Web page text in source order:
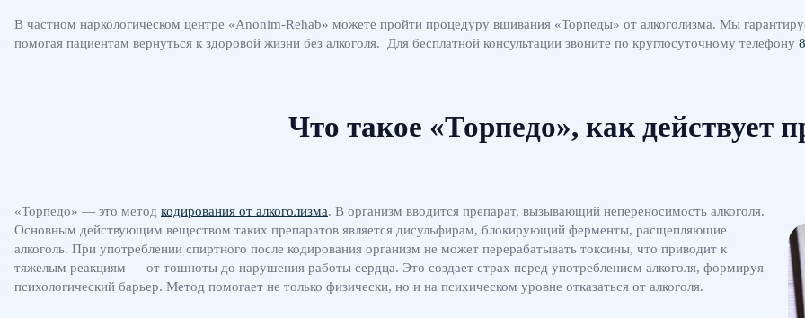
В частном наркологическом центре «Anonim-Rehab» можете пройти процедуру вшивания «Торпеды» от алкоголизма. Мы
помогая пациентам вернуться к здоровой жизни без алкоголя. Для бесплатной консультации звоните по круглосуточному телефону
Что такое «Торпедо», как действует
«Торпедо» — это метод кодирования от алкоголизма. В организм вводится препарат, вызывающий непереносимость алкоголя.
Основным действующим веществом таких препаратов является дисульфирам, блокирующий ферменты, расщепляющие
алкоголь. При употреблении спиртного после кодирования организм не может перерабатывать токсины, что приводит к
тяжелым реакциям — от тошноты до нарушения работы сердца. Это создает страх перед употреблением алкоголя, формируя
психологический барьер. Метод помогает не только физически, но и на психическом уровне отказаться от алкоголя.